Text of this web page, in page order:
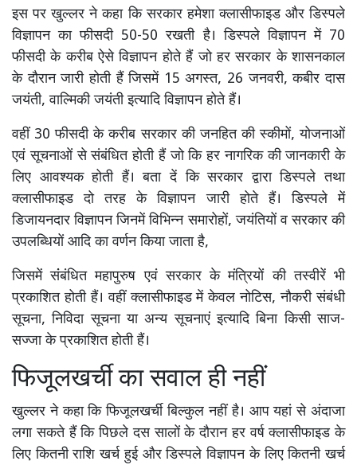
इस पर खुल्लर ने कहा कि सरकार हमेशा क्लासीफाइड और डिस्पले
विज्ञापन का फीसदी 50-50 रखती है। डिस्पले विज्ञापन में 70
फीसदी के करीब ऐसे विज्ञापन होते हैं जो हर सरकार के शासनकाल
के दौरान जारी होती हैं जिसमें 15 अगस्त, 26 जनवरी, कबीर दास
जयंती, वाल्मिकी जयंती इत्यादि विज्ञापन होते हैं।
वहीं 30 फीसदी के करीब सरकार की जनहित की स्कीमों, योजनाओं
एवं सूचनाओं से संबंधित होती हैं जो कि हर नागरिक की जानकारी के
लिए आवश्यक होती हैं। बता दें कि सरकार द्वारा डिस्पले तथा
क्लासीफाइड दो तरह के विज्ञापन जारी होते हैं। डिस्पले में
डिजायनदार विज्ञापन जिनमें विभिन्न समारोहों, जयंतियों व सरकार की
उपलब्धियों आदि का वर्णन किया जाता है,
जिसमें संंबंधित महापुरुष एवं सरकार के मंत्रियों की तस्वीरें भी
प्रकाशित होती हैं। वहीं क्लासीफाइड में केवल नोटिस, नौकरी संबंधी
सूचना, निविदा सूचना या अन्य सूचनाएं इत्यादि बिना किसी साज-
सज्जा के प्रकाशित होती हैं।
फिजूलखर्ची का सवाल ही नहीं
खुल्लर ने कहा कि फिजूलखर्ची बिल्कुल नहीं है। आप यहां से अंदाजा
लगा सकते हैं कि पिछले दस सालों के दौरान हर वर्ष क्लासीफाइड के
लिए कितनी राशि खर्च हुई और डिस्पले विज्ञापन के लिए कितनी खर्च